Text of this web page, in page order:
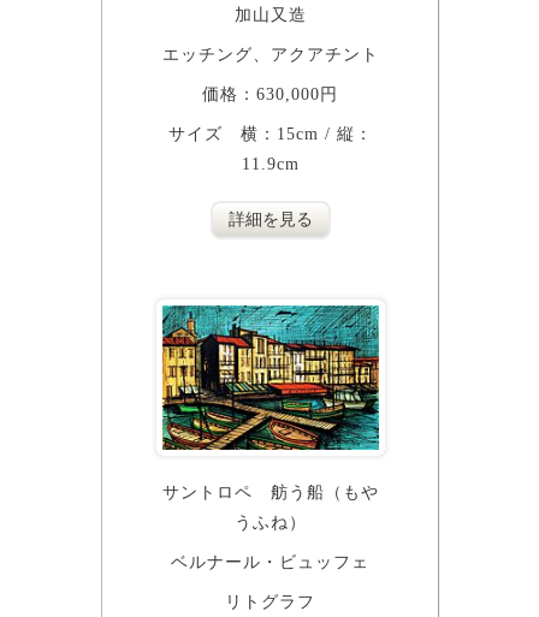
加山又造
エッチング、アクアチント
価格：630,000円
サイズ 横：15cm / 縦：
11.9cm
詳細を見る
サントロペ 舫う船（もや
うふね）
ベルナール・ビュッフェ
リトグラフ